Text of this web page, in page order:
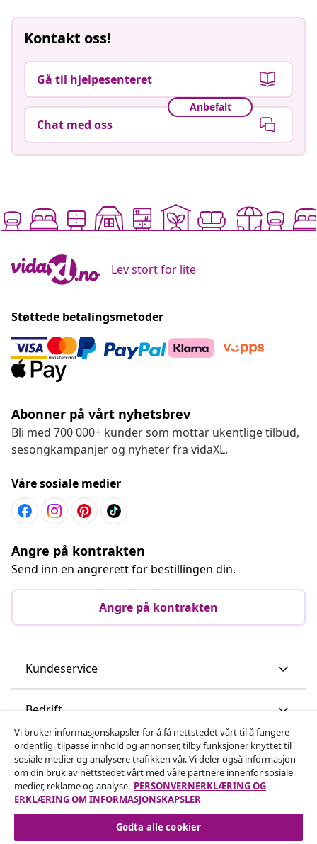
Kontakt oss!
Gå til hjelpesenteret
Anbefalt
Chat med oss
Lev stort for lite
Støttede betalingsmetoder
Abonner på vårt nyhetsbrev
Bli med 700 000+ kunder som mottar ukentlige tilbud,
sesongkampanjer og nyheter fra vidaXL.
Våre sosiale medier
Angre på kontrakten
Send inn en angrerett for bestillingen din.
Angre på kontrakten
Kundeservice
Bedrift
vidaXL
Oppdag mer
Vi bruker informasjonskapsler for å få nettstedet vårt til å fungere
ordentlig, tilpasse innhold og annonser, tilby funksjoner knyttet til
sosiale medier og analysere trafikken vår. Vi deler også informasjon
om din bruk av nettstedet vårt med våre partnere innenfor sosiale
medier, reklame og analyse. PERSONVERNERKLÆRING OG
ERKLÆRING OM INFORMASJONSKAPSLER
Godta alle cookier